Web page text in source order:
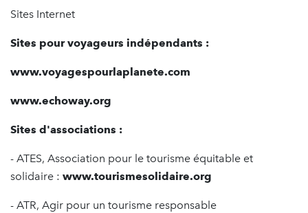
Sites Internet
Sites pour voyageurs indépendants :
www.voyagespourlaplanete.com
www.echoway.org
Sites d'associations :
- ATES, Association pour le tourisme équitable et
solidaire : www.tourismesolidaire.org
- ATR, Agir pour un tourisme responsable